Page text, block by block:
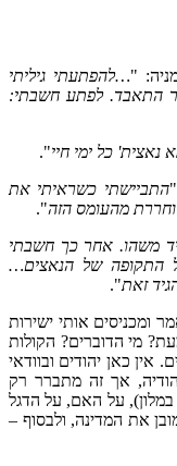
"…להפתעתי גיליתי
התאבד. לפתע חשבתי:
כל ימי חיי".
התביישתי כשראיתי את
מהעומס הזה".
משהו. אחר כך חשבתי
התקופה של הנאצים…
זאת".
ומכניסים אותי ישירות
מי הדוברים? הקולות
כאן יהודים ובוודאי
אך זה מתברר רק
על האם, על הדגל
את המדינה, ולבסוף –